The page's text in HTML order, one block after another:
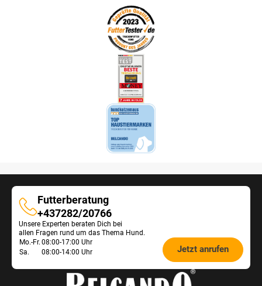
Futterberatung
Futterberatung
+437282/20766
Unsere Experten beraten Dich bei
allen Fragen rund um das Thema Hund.
Öffnungszeiten
Mo.-Fr. 08:00-17:00 Uhr
Sa.
08:00-14:00 Uhr Jetzt anrufen